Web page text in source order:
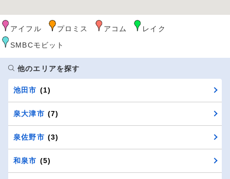
アイフル プロミス アコム
レイク
SMBCモビット
他のエリアを探す
池田市 (1)
泉大津市 (7)
泉佐野市 (3)
和泉市 (5)